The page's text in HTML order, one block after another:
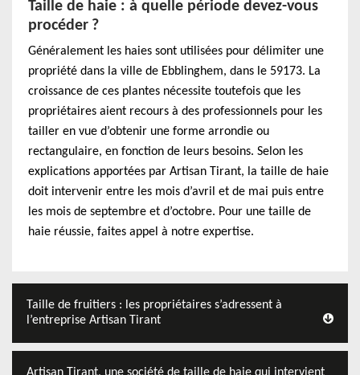
Taille de haie : à quelle période devez-vous
procéder ?
Généralement les haies sont utilisées pour délimiter une
propriété dans la ville de Ebblinghem, dans le 59173. La
croissance de ces plantes nécessite toutefois que les
propriétaires aient recours à des professionnels pour les
tailler en vue d’obtenir une forme arrondie ou
rectangulaire, en fonction de leurs besoins. Selon les
explications apportées par Artisan Tirant, la taille de haie
doit intervenir entre les mois d’avril et de mai puis entre
les mois de septembre et d’octobre. Pour une taille de
haie réussie, faites appel à notre expertise.
Taille de fruitiers : les propriétaires s’adressent à
l’entreprise Artisan Tirant